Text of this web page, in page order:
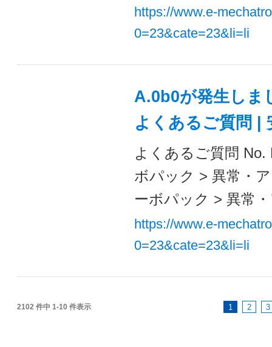
https://www.e-
0=23&cate=23&li=li
A.0b0が発生しま
よくあるご質問 |
よくあるご質問
ボパック > 異常・
ーボパック > 異常
https://www.e-
0=23&cate=23&li=li
2102 件中 1-10 件表示 1 2 3